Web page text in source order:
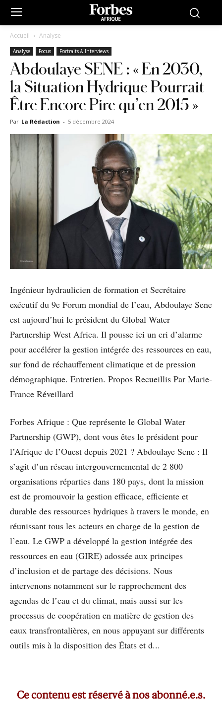
Accueil Analyse
Analyse Focus Portraits & Interviews
Abdoulaye SENE : « En 2030,
la Situation Hydrique Pourrait
Être Encore Pire qu’en 2015 »
Par La Rédaction - 5 décembre 2024
Ingénieur hydraulicien de formation et Secrétaire
exécutif du 9e Forum mondial de l’eau, Abdoulaye Sene
est aujourd’hui le président du Global Water
Partnership West Africa. Il pousse ici un cri d’alarme
pour accélérer la gestion intégrée des ressources en eau,
sur fond de réchauffement climatique et de pression
démographique. Entretien. Propos Recueillis Par Marie-
France Réveillard
Forbes Afrique : Que représente le Global Water
Partnership (GWP), dont vous êtes le président pour
l’Afrique de l’Ouest depuis 2021 ? Abdoulaye Sene : Il
s’agit d’un réseau intergouvernemental de 2 800
organisations réparties dans 180 pays, dont la mission
est de promouvoir la gestion efficace, efficiente et
durable des ressources hydriques à travers le monde, en
réunissant tous les acteurs en charge de la gestion de
l’eau. Le GWP a développé la gestion intégrée des
ressources en eau (GIRE) adossée aux principes
d’inclusion et de partage des décisions. Nous
intervenons notamment sur le rapprochement des
agendas de l’eau et du climat, mais aussi sur les
processus de coopération en matière de gestion des
eaux transfrontalières, en nous appuyant sur différents
outils mis à la disposition des États et d...
Ce contenu est réservé à nos abonné.e.s.